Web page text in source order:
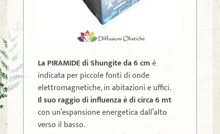
La PIRAMIDE di Shungite da 6 cmè
indicata per piccole fonti di onde
elettromagnetiche, in abitazioni e uffici.
Il suo raggio di influenza è di circa 6 mt
con un’espansione energetica dall’alto
verso il basso.